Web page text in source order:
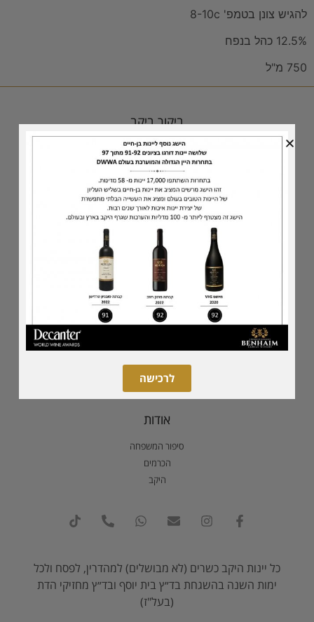
להגיש צונן בטמפ' 8-10c
12.5% כהל בנפח
750 מ"ל
ביקור ביקב
אירוח עסקי
טעימות בסלון היינן
נקודות מכירה
כתבו עלינו
גלרית תמונות
סדרת היינות
יינות לבנים
הסדרה המסורתית
הסדרה השמורה
סדרת הדגל
סדרת מגנום
אודות
סיפור המשפחה
הכרמים
היקב
כל יינות היקב כשרים (לא מבושלים) למהדרין, לפסח ולכל
ימות השנה בהשגחת בד״ץ בית יוסף ובד״ץ מחזיקי הדת
(בעל"ז)
לרכישה